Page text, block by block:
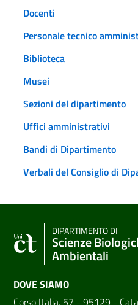
Docenti
Personale tecnico
Biblioteca
Musei
Sezioni del dipartimento
Uffici amministrativi
Bandi di Dipartimento
Verbali del Consiglio di
DIPARTIMENTO DI
Scienze
Ambientali
DOVE SIAMO
Corso Italia, 57 - 95129 -